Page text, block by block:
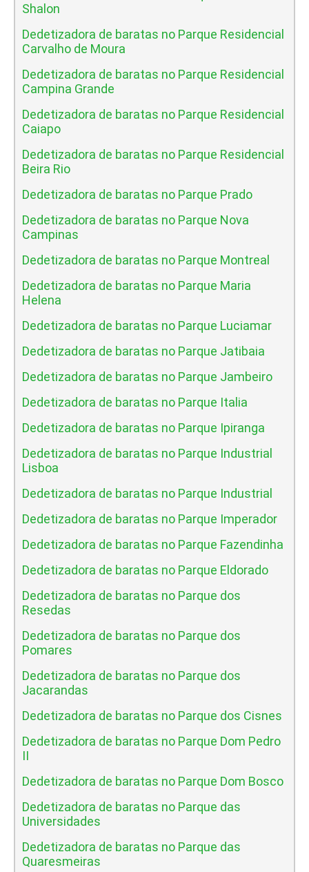
Shalon
Dedetizadora de baratas no Parque Residencial
Carvalho de Moura
Dedetizadora de baratas no Parque Residencial
Campina Grande
Dedetizadora de baratas no Parque Residencial
Caiapo
Dedetizadora de baratas no Parque Residencial
Beira Rio
Dedetizadora de baratas no Parque Prado
Dedetizadora de baratas no Parque Nova
Campinas
Dedetizadora de baratas no Parque Montreal
Dedetizadora de baratas no Parque Maria
Helena
Dedetizadora de baratas no Parque Luciamar
Dedetizadora de baratas no Parque Jatibaia
Dedetizadora de baratas no Parque Jambeiro
Dedetizadora de baratas no Parque Italia
Dedetizadora de baratas no Parque Ipiranga
Dedetizadora de baratas no Parque Industrial
Lisboa
Dedetizadora de baratas no Parque Industrial
Dedetizadora de baratas no Parque Imperador
Dedetizadora de baratas no Parque Fazendinha
Dedetizadora de baratas no Parque Eldorado
Dedetizadora de baratas no Parque dos
Resedas
Dedetizadora de baratas no Parque dos
Pomares
Dedetizadora de baratas no Parque dos
Jacarandas
Dedetizadora de baratas no Parque dos Cisnes
Dedetizadora de baratas no Parque Dom Pedro
II
Dedetizadora de baratas no Parque Dom Bosco
Dedetizadora de baratas no Parque das
Universidades
Dedetizadora de baratas no Parque das
Quaresmeiras